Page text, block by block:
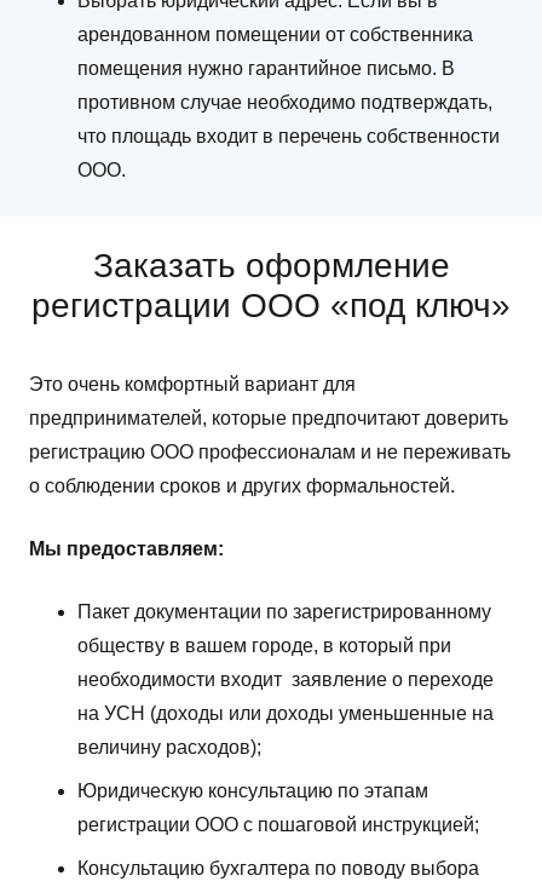
арендованном помещении от собственника
помещения нужно гарантийное письмо. В
противном случае необходимо подтверждать,
что площадь входит в перечень собственности
ООО.
Заказать оформление
регистрации ООО «под ключ»
Это очень комфортный вариант для
предпринимателей, которые предпочитают доверить
регистрацию ООО профессионалам и не переживать
о соблюдении сроков и других формальностей.
Мы предоставляем:
Пакет документации по зарегистрированному
обществу в вашем городе, в который при
необходимости входит заявление о переходе
на УСН (доходы или доходы уменьшенные на
величину расходов);
Юридическую консультацию по этапам
регистрации ООО с пошаговой инструкцией;
Консультацию бухгалтера по поводу выбора